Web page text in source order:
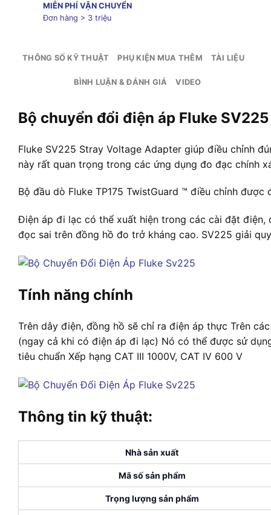
MIỄN PHÍ VẬN CHUYỂN
Đơn hàng > 3 triệu
THÔNG SỐ KỸ THUẬT PHỤ KIỆN MUA THÊM TÀI LIỆU
BÌNH LUẬN & ĐÁNH GIÁ VIDEO
Bộ chuyển đổi điện áp Fluke SV225
Fluke SV225 Stray Voltage Adapter giúp điều chỉnh
này rất quan trọng trong các ứng dụng đo đạc chính
Bộ đầu dò Fluke TP175 TwistGuard ™ điều chỉnh được
Điện áp đi lạc có thể xuất hiện trong các cài đặt
đọc sai trên đồng hồ đo trở kháng cao. SV225 giải
Tính năng chính
Trên dây điện, đồng hồ sẽ chỉ ra điện áp thực Trên
(ngay cả khi có điện áp đi lạc) Nó có thể được sử
tiêu chuẩn Xếp hạng CAT III 1000V, CAT IV 600 V
Thông tin kỹ thuật:
Nhà sản xuất
Mã số sản phẩm
Trọng lượng sản phẩm